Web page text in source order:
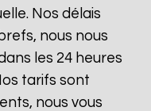
Nos délais
nous nous
les 24 heures
tarifs sont
nous vous